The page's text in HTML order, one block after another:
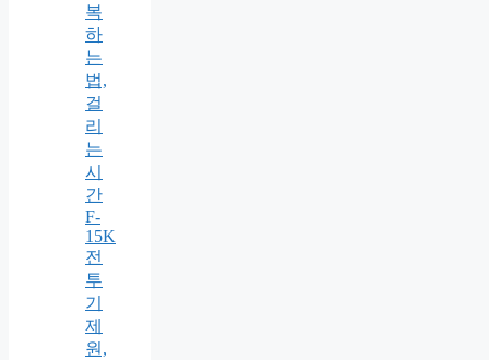
복
하
는
법,
걸
리
는
시
간
F-
15K
전
투
기
제
원,